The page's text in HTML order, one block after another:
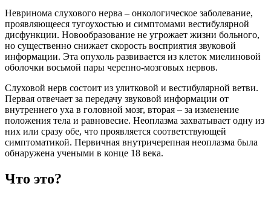
Невринома слухового нерва – онкологическое заболевание,
проявляющееся тугоухостью и симптомами вестибулярной
дисфункции. Новообразование не угрожает жизни больного,
но существенно снижает скорость восприятия звуковой
информации. Эта опухоль развивается из клеток миелиновой
оболочки восьмой пары черепно-мозговых нервов.
Слуховой нерв состоит из улитковой и вестибулярной ветви.
Первая отвечает за передачу звуковой информации от
внутреннего уха в головной мозг, вторая – за изменение
положения тела и равновесие. Неоплазма захватывает одну из
них или сразу обе, что проявляется соответствующей
симптоматикой. Первичная внутричерепная неоплазма была
обнаружена учеными в конце 18 века.
Что это?